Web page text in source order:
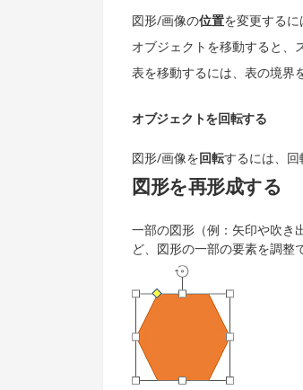
図形/画像の位置を変更する
オブジェクトを移動すると、
表を移動するには、表の境界
オブジェクトを回転する
図形/画像を回転するには、
図形を再形成する
一部の図形（例：矢印や吹き
ど、図形の一部の要素を調整